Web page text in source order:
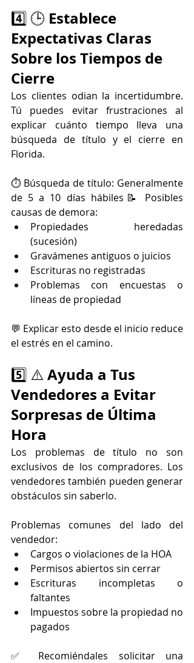
4️⃣ 🕒 Establece
Expectativas Claras
Sobre los Tiempos de
Cierre
Los clientes odian la incertidumbre.
Tú puedes evitar frustraciones al
explicar cuánto tiempo lleva una
búsqueda de título y el cierre en
Florida.
⏱️ Búsqueda de título: Generalmente
de 5 a 10 días hábiles📝 Posibles
causas de demora:
Propiedades heredadas
(sucesión)
Gravámenes antiguos o juicios
Escrituras no registradas
Problemas con encuestas o
líneas de propiedad
💬 Explicar esto desde el inicio reduce
el estrés en el camino.
5️⃣ ⚠️ Ayuda a Tus
Vendedores a Evitar
Sorpresas de Última
Hora
Los problemas de título no son
exclusivos de los compradores. Los
vendedores también pueden generar
obstáculos sin saberlo.
Problemas comunes del lado del
vendedor:
Cargos o violaciones de la HOA
Permisos abiertos sin cerrar
Escrituras incompletas o
faltantes
Impuestos sobre la propiedad no
pagados